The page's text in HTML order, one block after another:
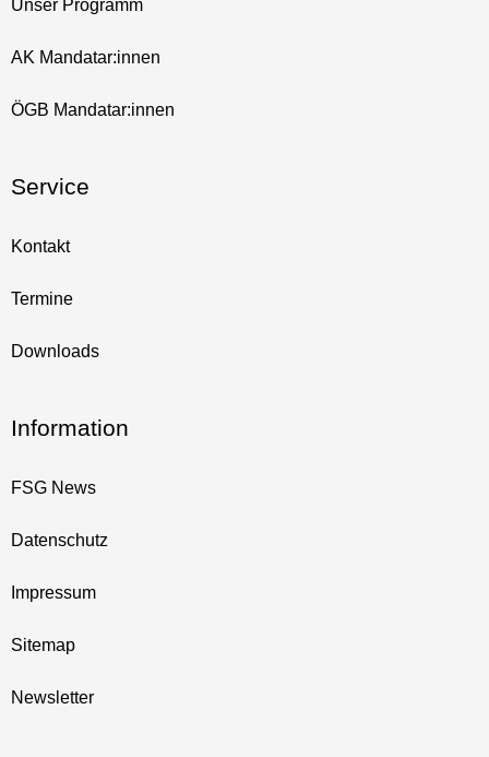
Unser Programm
AK Mandatar:innen
ÖGB Mandatar:innen
Service
Kontakt
Termine
Downloads
Information
FSG News
Datenschutz
Impressum
Sitemap
Newsletter